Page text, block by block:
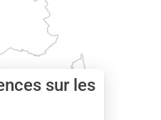
sur les